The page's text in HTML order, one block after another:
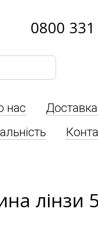
0800
нас
лінзи